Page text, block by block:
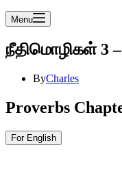
Menu
நீதிமொழிகள் 3
ByCharles
Proverbs
For English